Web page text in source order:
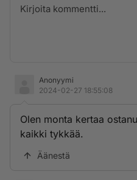
Anonyymi
2024-02-27 18:55:08
Olen monta kertaa
kaikki tykkää.
Äänestä